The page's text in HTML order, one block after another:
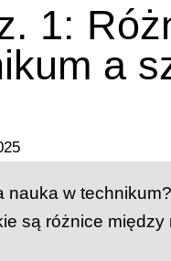
1:
a
nauka w
są różnice między